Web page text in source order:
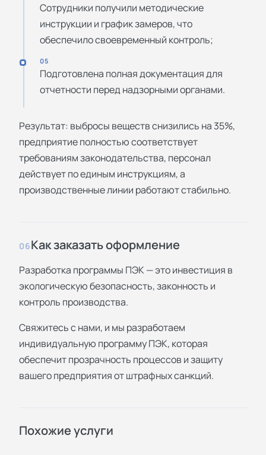
Сотрудники получили методические
инструкции и график замеров, что
обеспечило своевременный контроль;
05
Подготовлена полная документация для
отчетности перед надзорными органами.
Результат: выбросы веществ снизились на 35%,
предприятие полностью соответствует
требованиям законодательства, персонал
действует по единым инструкциям, а
производственные линии работают стабильно.
06Как заказать оформление
Разработка программы ПЭК — это инвестиция в
экологическую безопасность, законность и
контроль производства.
Свяжитесь с нами, и мы разработаем
индивидуальную программу ПЭК, которая
обеспечит прозрачность процессов и защиту
вашего предприятия от штрафных санкций.
Похожие услуги